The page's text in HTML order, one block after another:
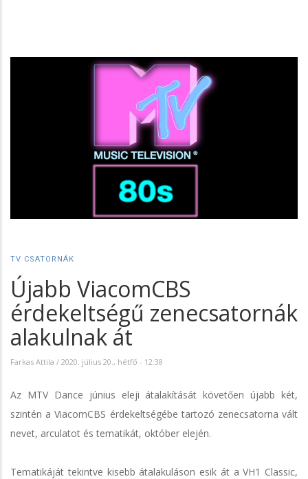
TV CSATORNÁK
Újabb ViacomCBS
érdekeltségű zenecsatornák
alakulnak át
Farkas Attila / 2020. július 20., hétfő - 12:38
Az MTV Dance június eleji átalakítását követően újabb két,
szintén a ViacomCBS érdekeltségébe tartozó zenecsatorna vált
nevet, arculatot és tematikát, október elején.
Tematikáját tekintve kisebb átalakuláson esik át a VH1 Classic,